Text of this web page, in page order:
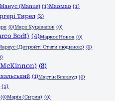
Манус (Manus) (1)Маомао (1)
Тирел (2)
(0)Марк Куцевалов (0)
Bodt) (4)Маркос Новоа (0)
(Детройт: Стати людиною) (0)
(8)
(1)Мартін Блеквуд (0)
(1)
(0)Марія (Сирин) (0)